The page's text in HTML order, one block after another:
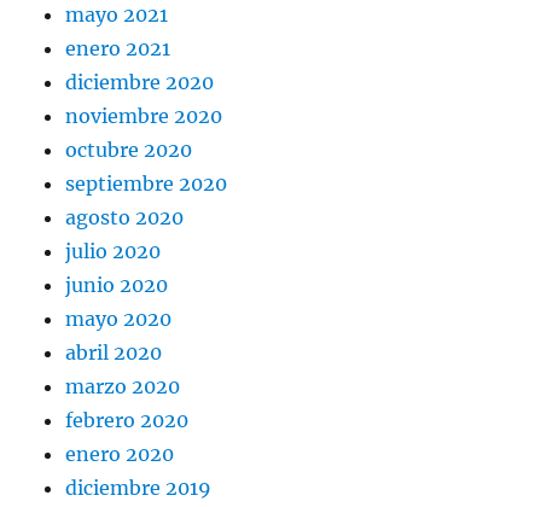
mayo 2021
enero 2021
diciembre 2020
noviembre 2020
octubre 2020
septiembre 2020
agosto 2020
julio 2020
junio 2020
mayo 2020
abril 2020
marzo 2020
febrero 2020
enero 2020
diciembre 2019